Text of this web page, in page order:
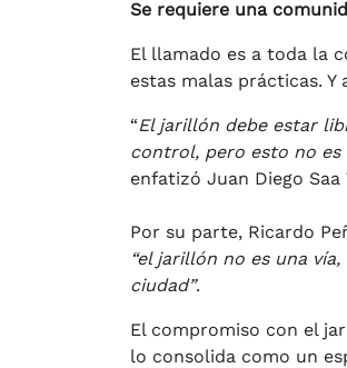
Se requiere una
El llamado es a toda la
estas malas prácticas. Y
“El jarillón debe estar
control, pero esto no es
enfatizó Juan Diego
Por su parte, Ricardo
“el jarillón no es una
ciudad”.
El compromiso con el
lo consolida como un